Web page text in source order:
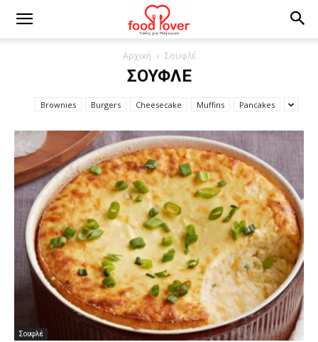
Αρχική Σουφλέ
ΣΟΥΦΛΈ
Brownies Burgers Cheesecake Muffins Pancakes
Σουφλέ